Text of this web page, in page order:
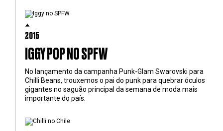
2015
IGGY POP NO SPFW
No lançamento da campanha Punk-Glam Swarovski para
Chilli Beans, trouxemos o pai do punk para quebrar óculos
gigantes no saguão principal da semana de moda mais
importante do país.